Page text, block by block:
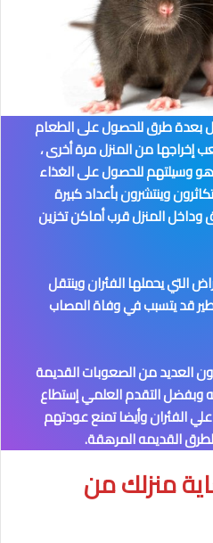
بعدة طرق للحصول على الطعام
إخراجها من المنزل مرة أخرى ،
وسيلتهم للحصول على الغذاء
وينتشرون بأعداد كبيرة
وداخل المنزل قرب أماكن تخزين
التي يحملها الفئران وينتقل
قد يتسبب في وفاة المصاب
العديد من الصعوبات القديمة
وبفضل التقدم العلمي إستطاع
الفئران وأيضا تمنع عودتهم
القديمه المرهقة.
منزلك من